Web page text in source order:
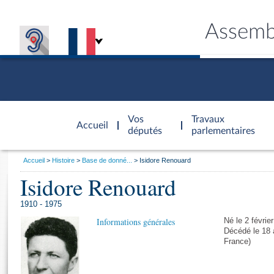
Accueil
d'accueil
Vos
députés
Travaux
parlementaires
Général
Vous
Accueil Histoire Base de donné... Isidore Renouard
Isidore Renouard
1910 - 1975
Informations générales
Né le 2
Décédé le 18
France)